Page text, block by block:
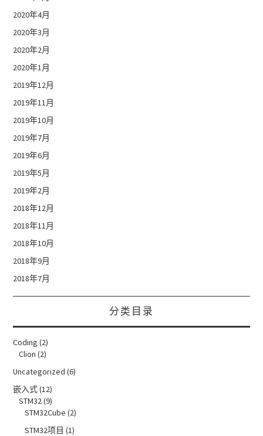
2020年4月
2020年3月
2020年2月
2020年1月
2019年12月
2019年11月
2019年10月
2019年7月
2019年6月
2019年5月
2019年2月
2018年12月
2018年11月
2018年10月
2018年9月
2018年7月
分类目录
Coding (2)
Clion (2)
Uncategorized (6)
嵌入式(12)
STM32(9)
STM32Cube (2)
STM32项目 (1)